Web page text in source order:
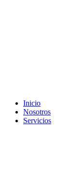
Inicio
Nosotros
Servicios